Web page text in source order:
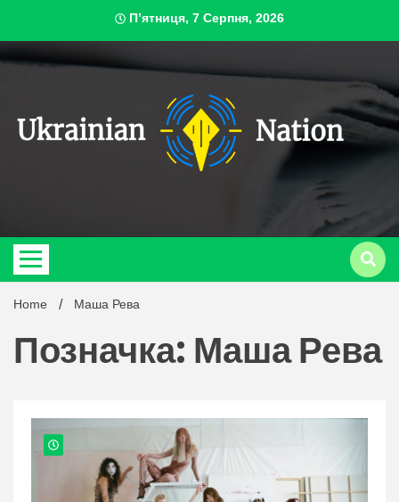
content
П’ятниця, 7 Серпня, 2026
Home Маша Рева
Позначка: Маша Рева